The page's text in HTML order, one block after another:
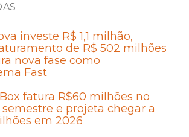
investe R$ 1,1 milhão,
de R$ 502 milhões
nova fase como
Fast
fatura R$60 milhões no
e projeta chegar a
em 2026